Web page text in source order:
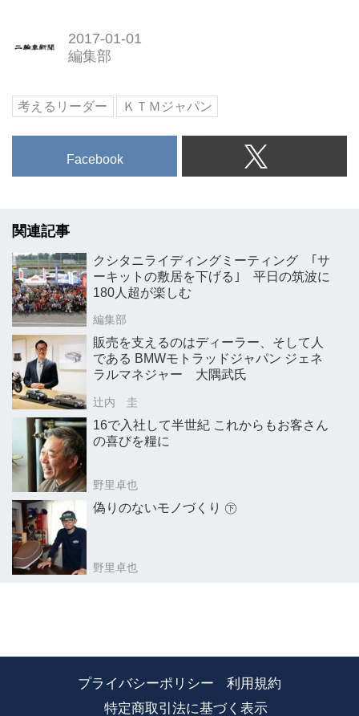
2017-01-01
編集部
考えるリーダー ＫＴＭジャパン
Facebook
関連記事
クシタニライディングミーティング ｢サ
ーキットの敷居を下げる｣ 平日の筑波に
180人超が楽しむ
編集部
販売を支えるのはディーラー、そして人
である BMWモトラッドジャパン ジェネ
ラルマネジャー 大隅武氏
辻内 圭
16で入社して半世紀 これからもお客さん
の喜びを糧に
野里卓也
偽りのないモノづくり ㊦
野里卓也
プライバシーポリシー
利用規約
特定商取引法に基づく表示